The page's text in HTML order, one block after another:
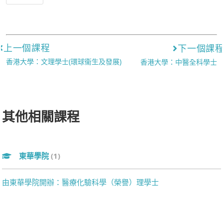
上一個課程
香港大學：文理學士(環球衞生及發展)
下一個課
香港大學：中醫全科學士
其他相關課程
東華學院 (1)
由東華學院開辦：醫療化驗科學（榮譽）理學士